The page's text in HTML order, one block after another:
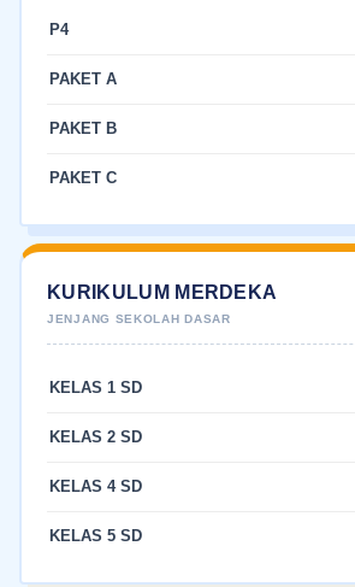
P4
PAKET A
PAKET B
PAKET C
KURIKULUM MERDEKA
KELAS 1 SD
KELAS 2 SD
KELAS 4 SD
KELAS 5 SD